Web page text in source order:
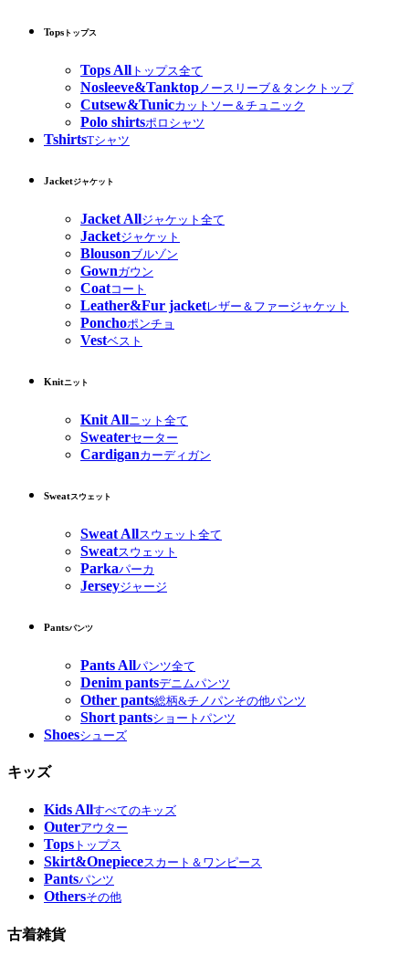
Tops トップス
Tops All トップス全て
Nosleeve&Tanktop ノースリーブ＆タンクトップ
Cutsew&Tunicカットソー＆チュニック
Polo shirtsポロシャツ
TshirtsTシャツ
Jacketジャケット
Jacket Allジャケット全て
Jacketジャケット
Blousonブルゾン
Gownガウン
Coatコート
Leather&Fur jacketレザー＆ファージャケット
Ponchoポンチョ
Vestベスト
Knitニット
Knit Allニット全て
Sweaterセーター
Cardiganカーディガン
Sweatスウェット
Sweat Allスウェット全て
Sweatスウェット
Parkaパーカ
Jerseyジャージ
Pantsパンツ
Pants Allパンツ全て
Denim pantsデニムパンツ
Other pants総柄&チノパンその他パンツ
Short pantsショートパンツ
Shoesシューズ
キッズ
Kids Allすべてのキッズ
Outerアウター
Tops トップス
Skirt&Onepieceスカート＆ワンピース
Pantsパンツ
Othersその他
古着雑貨